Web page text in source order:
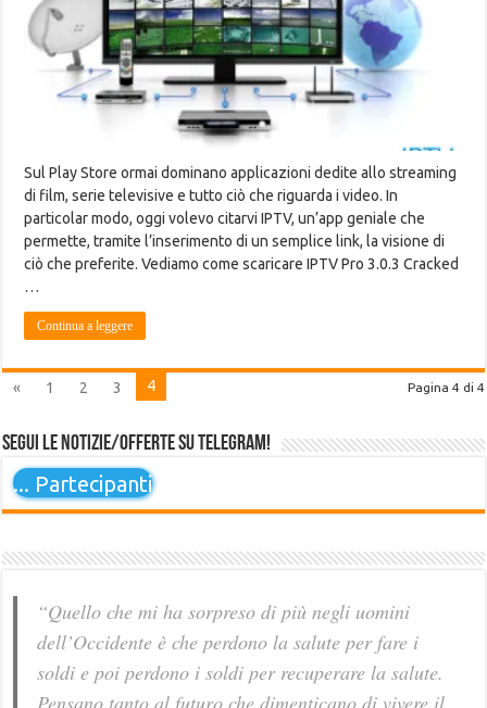
Sul Play Store ormai dominano applicazioni dedite allo streaming
di film, serie televisive e tutto ciò che riguarda i video. In
particolar modo, oggi volevo citarvi IPTV, un’app geniale che
permette, tramite l’inserimento di un semplice link, la visione di
ciò che preferite. Vediamo come scaricare IPTV Pro 3.0.3 Cracked
…
Continua a leggere
Pagina 4 di 4
« 1 2 3 4
Segui le notizie/offerte su Telegram!
... Partecipanti
“Quello che mi ha sorpreso di più negli uomini
dell’Occidente è che perdono la salute per fare i
soldi e poi perdono i soldi per recuperare la salute.
Pensano tanto al futuro che dimenticano di vivere il